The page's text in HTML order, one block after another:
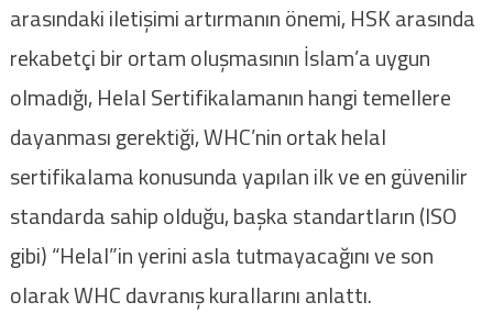
arasındaki iletişimi artırmanın önemi, HSK arasında
rekabetçi bir ortam oluşmasının İslam’a uygun
olmadığı, Helal Sertifikalamanın hangi temellere
dayanması gerektiği, WHC’nin ortak helal
sertifikalama konusunda yapılan ilk ve en güvenilir
standarda sahip olduğu, başka standartların (ISO
gibi) “Helal”in yerini asla tutmayacağını ve son
olarak WHC davranış kurallarını anlattı.